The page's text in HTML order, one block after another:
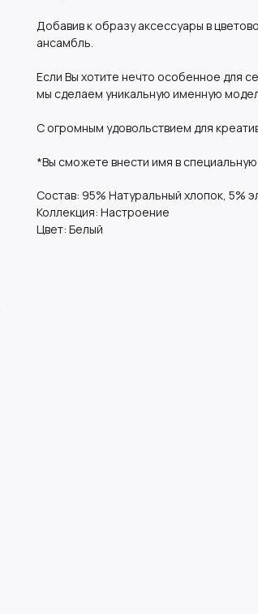
Добавив к образу аксессуары в
ансамбль.
Если Вы хотите нечто особенное для
мы сделаем уникальную именную
С огромным удовольствием для
*Вы сможете внести имя в
Состав: 95% Натуральный хлопок, 5%
Коллекция: Настроение
Цвет: Белый